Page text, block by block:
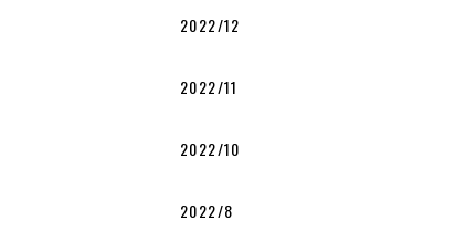
2022/12
2022/11
2022/10
2022/8